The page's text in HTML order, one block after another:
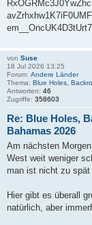
von Suse
18 Jul 2026 13:25
Forum: Andere Länder
Thema: Blue Holes,
Antworten: 46
Zugriffe: 358603
Re: Blue Holes,
Bahamas 2026
Am nächsten
West weit weniger
man ist nicht zu spät
Hier gibt es überall
natürlich, aber